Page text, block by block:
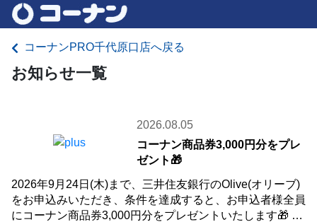
コーナンPRO千代原口店へ戻る
お知らせ一覧
2026.08.05
コーナン商品券3,000円分をプレ
ゼント🎁
2026年9月24日(木)まで、三井住友銀行のOlive(オリーブ)
をお申込みいただき、条件を達成すると、お申込者様全員
にコーナン商品券3,000円分をプレゼントいたします🎁 詳